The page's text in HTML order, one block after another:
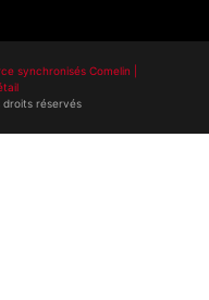
synchronisés Comelin |
droits réservés